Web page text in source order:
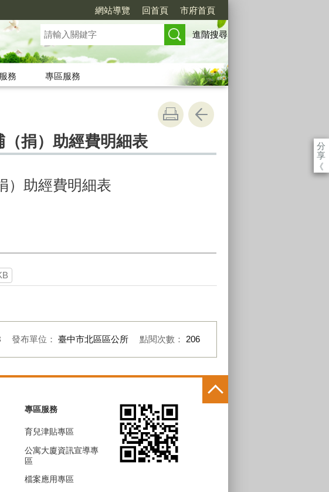
網站導覽 回首頁 市府首頁
進階搜尋
務
專區服務
分
享
《
捐）助經費明細表
）助經費明細表
發布單位： 臺中市北區區公所 點閱次數： 206
專區服務
育兒津貼專區
公寓大廈資訊宣導專
區
檔案應用專區